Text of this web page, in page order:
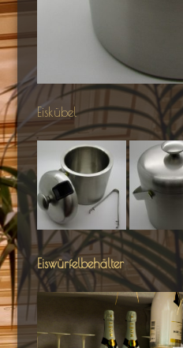
Eiskübel
Eiswürfelbehälter